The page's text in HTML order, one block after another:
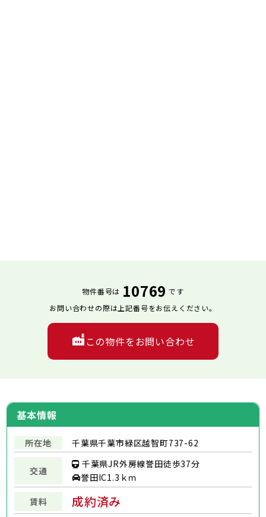
基本情報
所在地 千葉県千葉市緑区越智町737-62
交通
千葉県JR外房線誉田徒歩37分
誉田IC1.3ｋｍ
賃料 成約済み
物件番号は 10769 です
お問い合わせの際は上記番号をお伝えください。
この物件をお問い合わせ